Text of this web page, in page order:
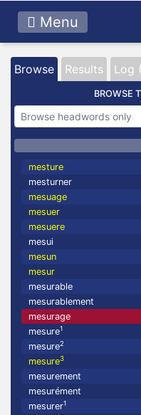
Menu
Browse Results Log
BROWSE
mesture
mesturner
mesuage
mesuer
mesuere
mesui
mesun
mesur
mesurable
mesurablement
mesurage
mesure1
mesure2
mesure3
mesurement
mesurément
mesurer1